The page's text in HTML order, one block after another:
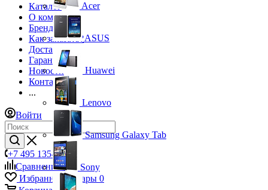
Каталог
О компании
Бренды
Как заказать?
Доставка
Гарантия
Новости
Контакты
...
Войти
+7 495 135-39-43
Сравнение0
Избранные товары 0
Acer
ASUS
Huawei
Lenovo
Samsung Galaxy Tab
Sony